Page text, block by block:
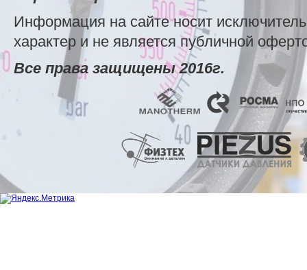
Информация на сайте носит
характер и не является публичной
Все права защищены 2016г.